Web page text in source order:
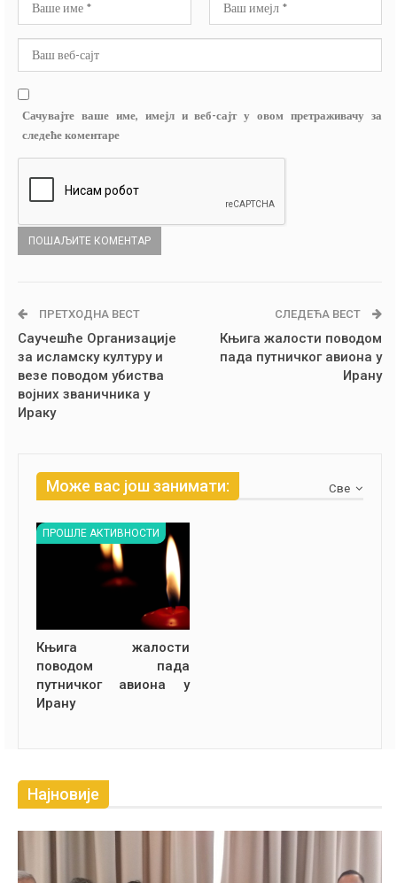
Сачувајте ваше име, имејл и веб-сајт у овом претраживачу за
следеће коментаре
ПРЕТХОДНА ВЕСТ
Саучешће Организације
за исламску културу и
везе поводом убиства
војних званичника у
Ираку
СЛЕДЕЋА ВЕСТ
Књига жалости поводом
пада путничког авиона у
Ирану
Све
Може вас још занимати:
ПРОШЛЕ АКТИВНОСТИ
Књига жалости
поводом пада
путничког авиона у
Ирану
Најновије